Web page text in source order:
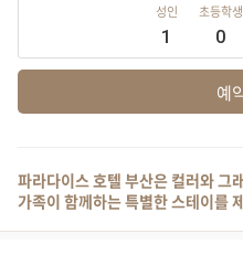
성인
1
초등학생
0
예
파라다이스 호텔 부산은 컬러와 그
가족이 함께하는 특별한 스테이를